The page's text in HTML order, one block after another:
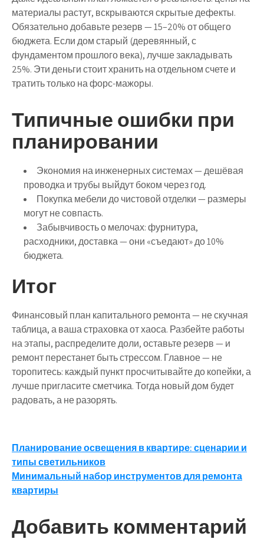
материалы растут, вскрываются скрытые дефекты.
Обязательно добавьте резерв — 15–20% от общего
бюджета. Если дом старый (деревянный, с
фундаментом прошлого века), лучше закладывать
25%. Эти деньги стоит хранить на отдельном счете и
тратить только на форс-мажоры.
Типичные ошибки при
планировании
Экономия на инженерных системах — дешёвая
проводка и трубы выйдут боком через год.
Покупка мебели до чистовой отделки — размеры
могут не совпасть.
Забывчивость о мелочах: фурнитура,
расходники, доставка — они «съедают» до 10%
бюджета.
Итог
Финансовый план капитального ремонта — не скучная
таблица, а ваша страховка от хаоса. Разбейте работы
на этапы, распределите доли, оставьте резерв — и
ремонт перестанет быть стрессом. Главное — не
торопитесь: каждый пункт просчитывайте до копейки, а
лучше пригласите сметчика. Тогда новый дом будет
радовать, а не разорять.
Навигация
по
записям
Планирование освещения в квартире: сценарии и
типы светильников
Минимальный набор инструментов для ремонта
квартиры
Добавить комментарий